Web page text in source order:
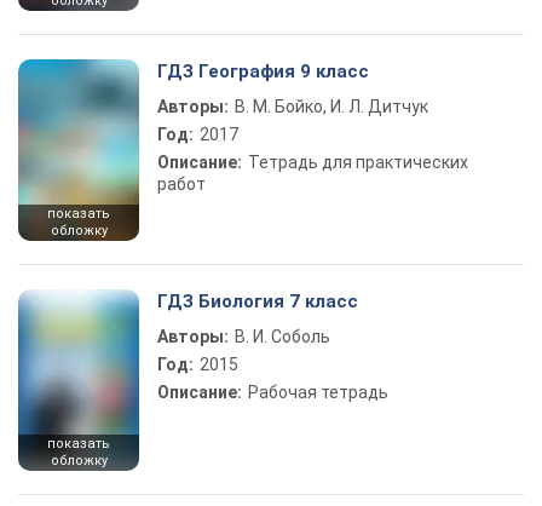
показать
обложку
ГДЗ География 9 класс
Авторы: В. М. Бойко, И. Л. Дитчук
Год: 2017
Описание: Тетрадь для практических
работ
показать
обложку
ГДЗ Биология 7 класс
Авторы: В. И. Соболь
Год: 2015
Описание: Рабочая тетрадь